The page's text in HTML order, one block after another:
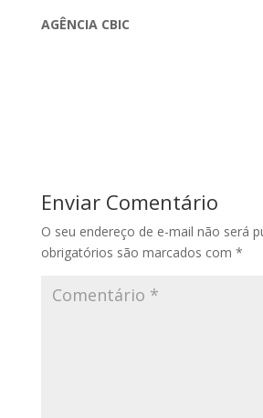
AGÊNCIA CBIC
Enviar Comentário
O seu endereço de e-mail não será
obrigatórios são marcados com *